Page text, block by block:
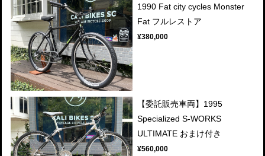
1990 Fat city cycles Monster
Fat フルレストア
¥380,000
【委託販売車両】1995
Specialized S-WORKS
ULTIMATE おまけ付き
¥560,000